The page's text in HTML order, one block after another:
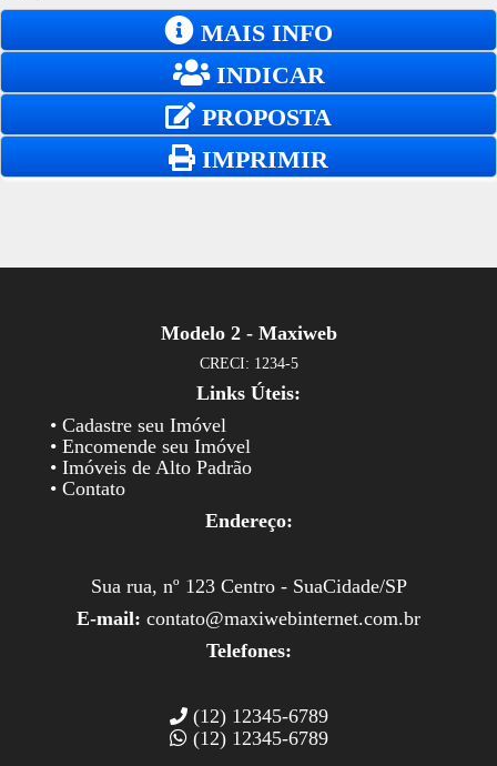
MAIS INFO
INDICAR
PROPOSTA
IMPRIMIR
Modelo 2 - Maxiweb
CRECI: 1234-5
Links Úteis:
• Cadastre seu Imóvel
• Encomende seu Imóvel
• Imóveis de Alto Padrão
• Contato
Endereço:
Sua rua, nº 123 Centro - SuaCidade/SP
E-mail: contato@maxiwebinternet.com.br
Telefones:
(12) 12345-6789
(12) 12345-6789